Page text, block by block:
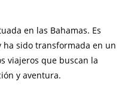
en las Bahamas. Es
ha sido transformada en un
viajeros que buscan la
y aventura.